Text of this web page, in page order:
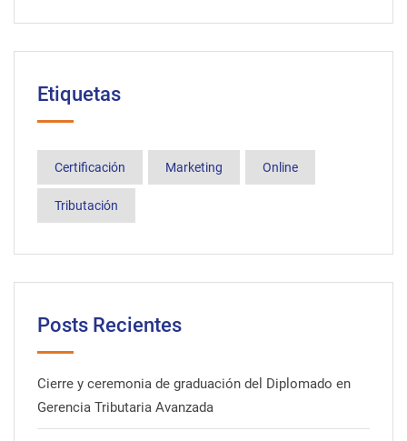
Etiquetas
Certificación Marketing Online
Tributación
Posts Recientes
Cierre y ceremonia de graduación del Diplomado en
Gerencia Tributaria Avanzada